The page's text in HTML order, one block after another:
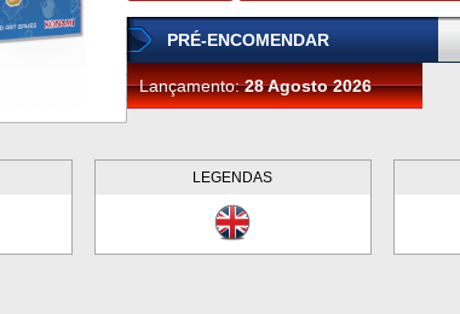
PRÉ-ENCOMENDAR
Lançamento:28 Agosto 2026
LEGENDAS